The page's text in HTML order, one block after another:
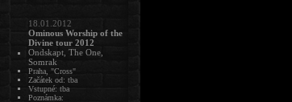
18.01.2012
Ominous Worship of the
Divine tour 2012
Ondskapt, The One,
Somrak
Praha, "Cross"
Začátek od: tba
Vstupné: tba
Poznámka: